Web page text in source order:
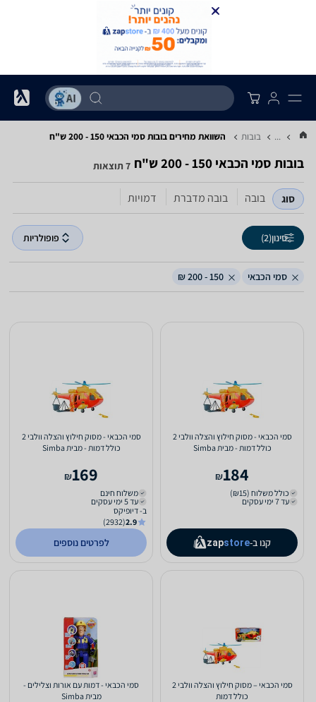
... בובות השוואת מחירים בובות ‏סמי הכבאי ‏150 - 200 ‏ש"ח
בובות ‏סמי הכבאי ‏150 - 200 ‏ש"ח 7 תוצאות
סוג בובה בובה מדברת דמויות
סינון(2) פופולריות
סמי הכבאי 150 - 200 ₪
סמי הכבאי - מסוק חילוץ והצלה וולבי 2
כולל דמות - מבית Simba
184
₪
כולל משלוח (₪15)
עד 7 ימי עסקים
קנו ב- zapstore
סמי הכבאי - מסוק חילוץ והצלה וולבי 2
כולל דמות - מבית Simba
169
₪
משלוח חינם
עד 5 ימי עסקים
ב- דיופיקס
2.9
(2932)
לפרטים נוספים
סמי הכבאי – מסוק חילוץ והצלה וולבי 2
כולל דמות
סמי הכבאי - דמות עם אורות וצלילים -
מבית Simba